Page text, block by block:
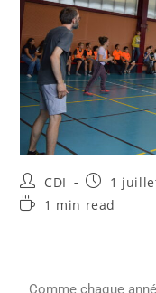
CDI 1
1 min read
Comme chaque